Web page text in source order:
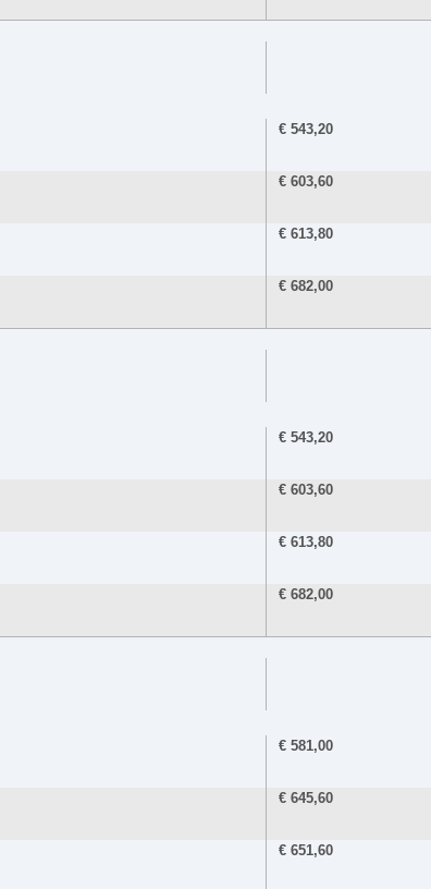
€543,20
€603,60
€613,80
€682,00
€543,20
€603,60
€613,80
€682,00
€581,00
€645,60
€651,60